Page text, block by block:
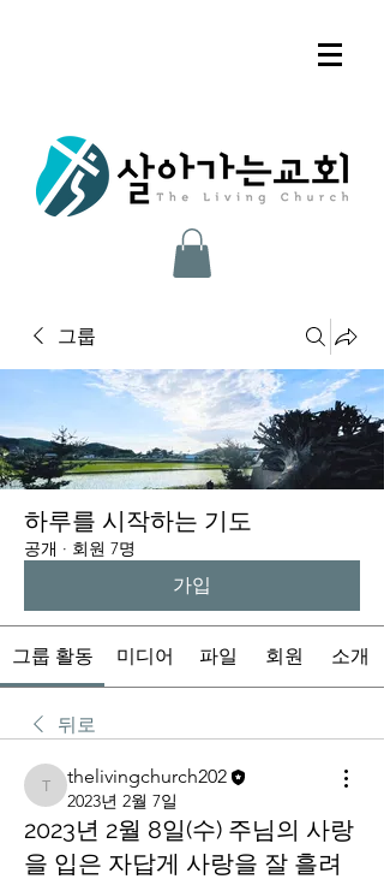
그룹
하루를 시작하는 기도
공개 · 회원 7명
가입
그룹 활동 미디어 파일 회원 소개
뒤로
thelivingchurch202
thelivingchurch202
2023년 2월 7일
2023년 2월 8일(수) 주님의 사랑
을 입은 자답게 사랑을 잘 흘려